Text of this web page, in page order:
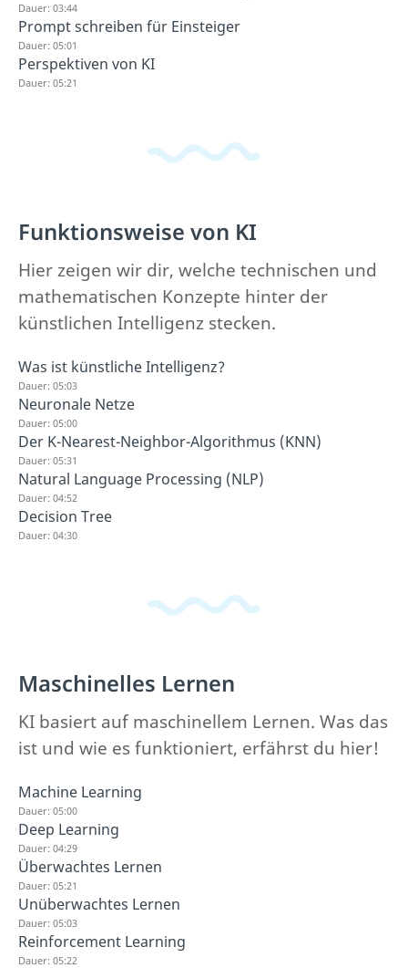
Dauer: 03:44
Prompt schreiben für Einsteiger
Dauer: 05:01
Perspektiven von KI
Dauer: 05:21
Funktionsweise von KI
Hier zeigen wir dir, welche technischen und
mathematischen Konzepte hinter der
künstlichen Intelligenz stecken.
Was ist künstliche Intelligenz?
Dauer: 05:03
Neuronale Netze
Dauer: 05:00
Der K-Nearest-Neighbor-Algorithmus (KNN)
Dauer: 05:31
Natural Language Processing (NLP)
Dauer: 04:52
Decision Tree
Dauer: 04:30
Maschinelles Lernen
KI basiert auf maschinellem Lernen. Was das
ist und wie es funktioniert, erfährst du hier!
Machine Learning
Dauer: 05:00
Deep Learning
Dauer: 04:29
Überwachtes Lernen
Dauer: 05:21
Unüberwachtes Lernen
Dauer: 05:03
Reinforcement Learning
Dauer: 05:22